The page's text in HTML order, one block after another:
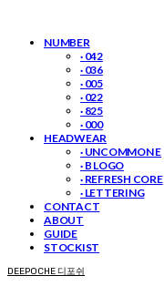
NUMBER
· 042
· 036
· 005
· 022
· 825
· 000
HEADWEAR
· UNCOMMON E
· B LOGO
· REFRESH CORE
· LETTERING
CONTACT
ABOUT
GUIDE
STOCKIST
DEEPOCHE 디포쉬